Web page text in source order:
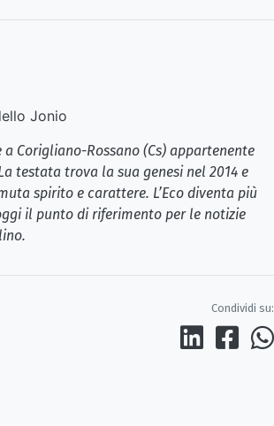
Jonio
Corigliano-Rossano (Cs) appartenente
testata trova la sua genesi nel 2014 e
spirito e carattere. L’Eco diventa più
il punto di riferimento per le notizie
Condividi su: